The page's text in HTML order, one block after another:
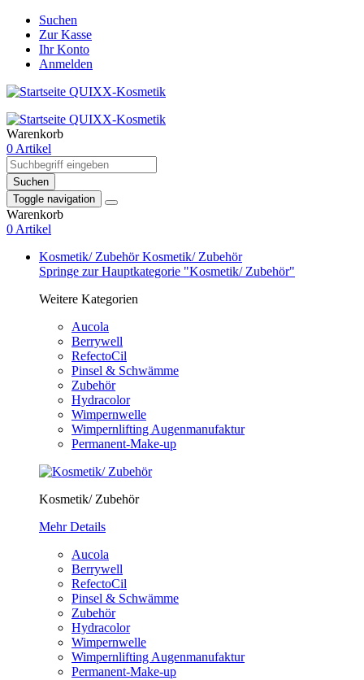
Suchen
Zur Kasse
Ihr Konto
Anmelden
Warenkorb
0 Artikel
Suchen
Toggle navigation
Warenkorb
0 Artikel
Kosmetik/ ZubehörKosmetik/ Zubehör
Springe zur Hauptkategorie "Kosmetik/ Zubehör"
Weitere Kategorien
Aucola
Berrywell
RefectoCil
Pinsel & Schwämme
Zubehör
Hydracolor
Wimpernwelle
Wimpernlifting Augenmanufaktur
Permanent-Make-up
Kosmetik/ Zubehör
Mehr Details
Aucola
Berrywell
RefectoCil
Pinsel & Schwämme
Zubehör
Hydracolor
Wimpernwelle
Wimpernlifting Augenmanufaktur
Permanent-Make-up